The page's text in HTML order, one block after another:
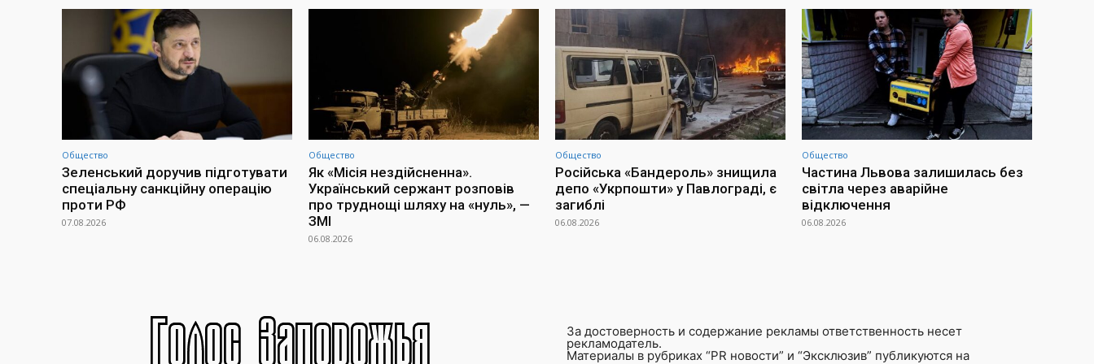
Общество
Зеленський доручив підготувати
спеціальну санкційну операцію
проти РФ
07.08.2026
Общество
Як «Місія нездійсненна».
Український сержант розповів
про труднощі шляху на «нуль», —
ЗМІ
06.08.2026
Общество
Російська «Бандероль» знищила
депо «Укрпошти» у Павлограді, є
загиблі
06.08.2026
Общество
Частина Львова залишилась без
світла через аварійне
відключення
06.08.2026
За достоверность и содержание рекламы ответственность несет
рекламодатель.
Материалы в рубриках “PR новости” и “Эксклюзив” публикуются на